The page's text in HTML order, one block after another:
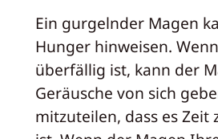
Ein gurgelnder Magen
Hunger hinweisen.
überfällig ist, kann der
Geräusche von sich
mitzuteilen, dass es Zeit